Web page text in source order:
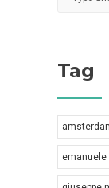
Tag
emanuele